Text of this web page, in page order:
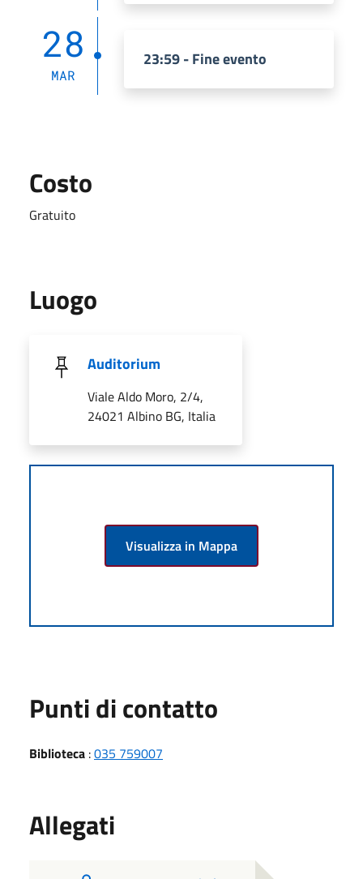
28
MAR
23:59 - Fine evento
Costo
Gratuito
Luogo
Auditorium
Viale Aldo Moro, 2/4,
24021 Albino BG, Italia
Visualizza in Mappa
Punti di contatto
Biblioteca :035 759007
Allegati